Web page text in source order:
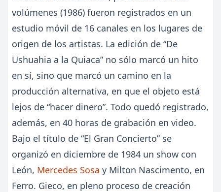
volúmenes (1986) fueron registrados en un
estudio móvil de 16 canales en los lugares de
origen de los artistas. La edición de “De
Ushuahia a la Quiaca” no sólo marcó un hito
en sí, sino que marcó un camino en la
producción alternativa, en que el objeto está
lejos de “hacer dinero”. Todo quedó registrado,
además, en 40 horas de grabación en video.
Bajo el título de “El Gran Concierto” se
organizó en diciembre de 1984 un show con
León, Mercedes Sosa y Milton Nascimento, en
Ferro. Gieco, en pleno proceso de creación